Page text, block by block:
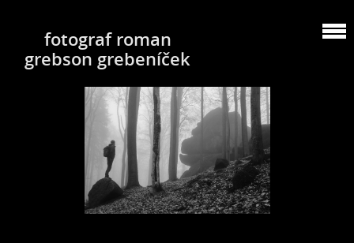
fotograf roman
grebson grebeníček